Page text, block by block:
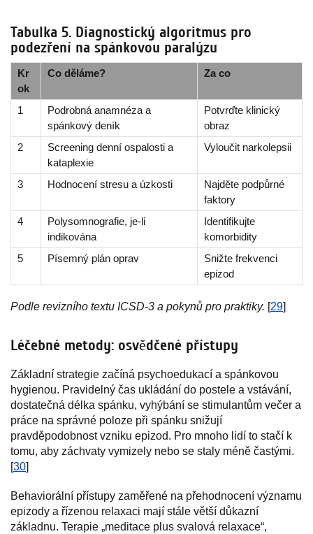
Tabulka 5. Diagnostický algoritmus pro
podezření na spánkovou paralýzu
Kr
ok
Co děláme? Za co
1
Podrobná anamnéza a
spánkový deník
Potvrďte klinický
obraz
2
Screening denní ospalosti a
kataplexie
Vyloučit narkolepsii
3 Hodnocení stresu a úzkosti
Najděte podpůrné
faktory
4
Polysomnografie, je-li
indikována
Identifikujte
komorbidity
5
Písemný plán oprav
Snižte frekvenci
epizod
Podle revizního textu ICSD-3 a pokynů pro praktiky. [29]
Léčebné metody: osvědčené přístupy
Základní strategie začíná psychoedukací a spánkovou
hygienou. Pravidelný čas ukládání do postele a vstávání,
dostatečná délka spánku, vyhýbání se stimulantům večer a
práce na správné poloze při spánku snižují
pravděpodobnost vzniku epizod. Pro mnoho lidí to stačí k
tomu, aby záchvaty vymizely nebo se staly méně častými.
[30]
Behaviorální přístupy zaměřené na přehodnocení významu
epizody a řízenou relaxaci mají stále větší důkazní
základnu. Terapie „meditace plus svalová relaxace“,